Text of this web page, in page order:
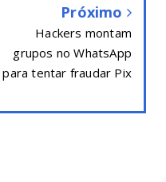
Próximo
Hackers montam
grupos no WhatsApp
para tentar fraudar Pix